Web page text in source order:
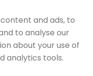
and ads, to
to analyse our
about your use of
analytics tools.